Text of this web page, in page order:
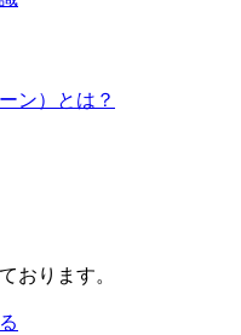
ン）とは？
おります。